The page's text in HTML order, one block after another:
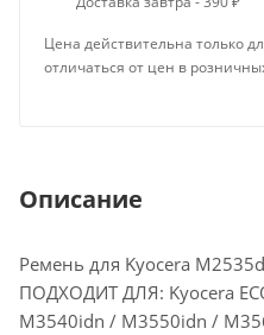
Цена действительна только
отличаться от цен в
Описание
Ремень для Kyocera
ПОДХОДИТ ДЛЯ: Kyocera
M3540idn / M3550idn /